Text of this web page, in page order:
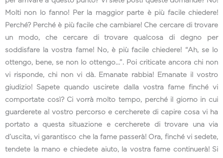
Molti non lo fanno! Per la maggior parte è più facile chiedere!
Perché? Perché è più facile che cambiare! Che cercare di trovare
un modo, che cercare di trovare qualcosa di degno per
soddisfare la vostra fame! No, è più facile chiedere! “Ah, se lo
ottengo, bene, se non lo ottengo…”. Poi criticate ancora chi non
vi risponde, chi non vi dà. Emanate rabbia! Emanate il vostro
giudizio! Sapete quando uscirete dalla vostra fame finché vi
comportate così? Ci vorrà molto tempo, perché il giorno in cui
guarderete al vostro percorso e cercherete di capire cosa vi ha
portato a questa situazione e cercherete di trovare una via
d’uscita, vi garantisco che la fame passerà! Ora, finché vi sedete,
tendete la mano e chiedete aiuto, la vostra fame continuerà! Si